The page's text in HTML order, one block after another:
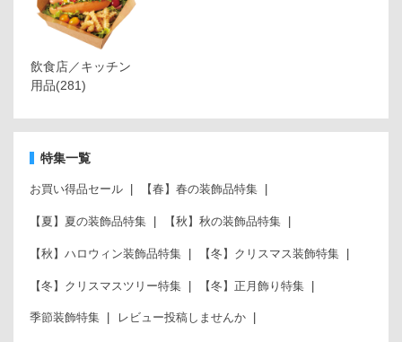
飲食店／キッチン
用品(281)
特集一覧
お買い得品セール 【春】春の装飾品特集
【夏】夏の装飾品特集 【秋】秋の装飾品特集
【秋】ハロウィン装飾品特集 【冬】クリスマス装飾特集
【冬】クリスマスツリー特集 【冬】正月飾り特集
季節装飾特集 レビュー投稿しませんか